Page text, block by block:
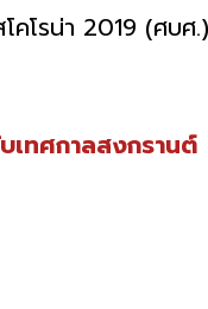
คโรน่า 2019 (ศบ
เทศกาลสงกรานต์